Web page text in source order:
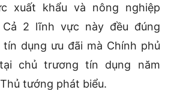
xuất khẩu và nông nghiệp
2 lĩnh vực này đều đúng
dụng ưu đãi mà Chính phủ
chủ trương tín dụng năm
Thủ tướng phát biểu.